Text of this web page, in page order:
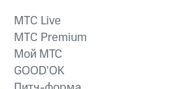
MTС Live
MTС Premium
Мой МТС
GOOD’OK